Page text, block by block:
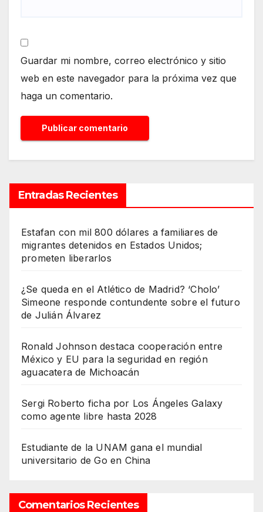
Guardar mi nombre, correo electrónico y sitio
web en este navegador para la próxima vez que
haga un comentario.
Entradas Recientes
Estafan con mil 800 dólares a familiares de
migrantes detenidos en Estados Unidos;
prometen liberarlos
¿Se queda en el Atlético de Madrid? ‘Cholo’
Simeone responde contundente sobre el futuro
de Julián Álvarez
Ronald Johnson destaca cooperación entre
México y EU para la seguridad en región
aguacatera de Michoacán
Sergi Roberto ficha por Los Ángeles Galaxy
como agente libre hasta 2028
Estudiante de la UNAM gana el mundial
universitario de Go en China
Comentarios Recientes